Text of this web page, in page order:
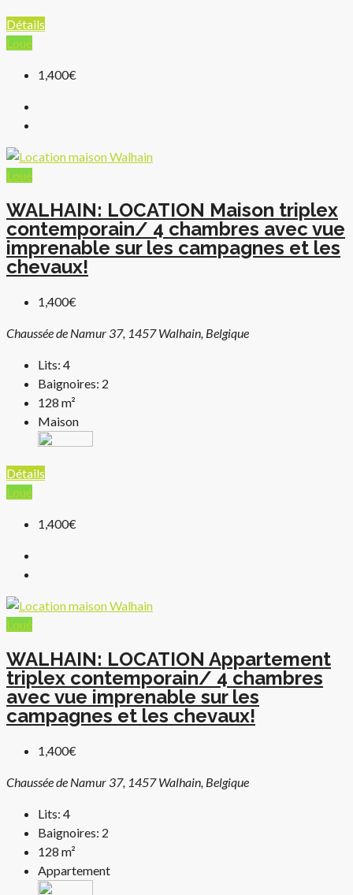
Détails
Loué
1,400€
Loué
WALHAIN: LOCATION Maison triplex
contemporain/ 4 chambres avec vue
imprenable sur les campagnes et les
chevaux!
1,400€
Chaussée de Namur 37, 1457 Walhain, Belgique
Lits: 4
Baignoires: 2
128 m²
Maison
Détails
Loué
1,400€
Loué
WALHAIN: LOCATION Appartement
triplex contemporain/ 4 chambres
avec vue imprenable sur les
campagnes et les chevaux!
1,400€
Chaussée de Namur 37, 1457 Walhain, Belgique
Lits: 4
Baignoires: 2
128 m²
Appartement